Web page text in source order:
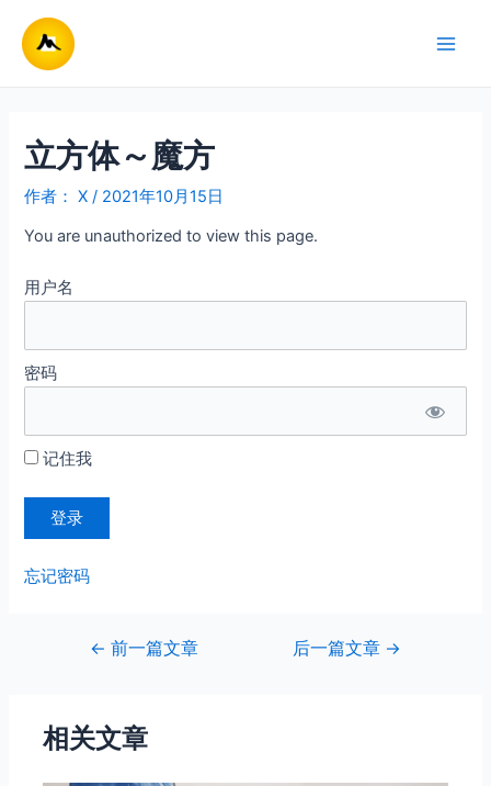
立方体～魔方
作者： X/ 2021年10月15日
You are unauthorized to view this page.
用户名
密码
记住我
忘记密码
航
← 前一篇文章 后一篇文章 →
相关文章